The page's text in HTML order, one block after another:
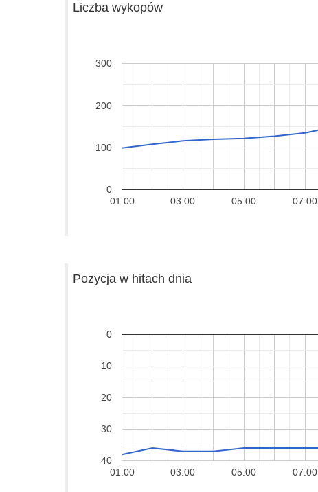
Liczba wykopów
01:00 03:00 05:00 07:00
0
100
200
300
Pozycja w hitach dnia
01:00 03:00 05:00 07:00
0
10
20
30
40